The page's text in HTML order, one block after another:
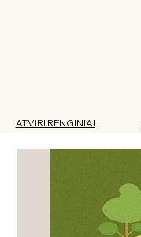
ATVIRI RENGINIAI